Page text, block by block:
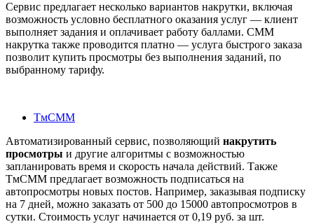
Сервис предлагает несколько вариантов накрутки, включая
возможность условно бесплатного оказания услуг — клиент
выполняет задания и оплачивает работу баллами. СММ
накрутка также проводится платно — услуга быстрого заказа
позволит купить просмотры без выполнения заданий, по
выбранному тарифу.
ТмСММ
Автоматизированный сервис, позволяющий накрутить
просмотры и другие алгоритмы с возможностью
запланировать время и скорость начала действий. Также
ТмСММ предлагает возможность подписаться на
автопросмотры новых постов. Например, заказывая подписку
на 7 дней, можно заказать от 500 до 15000 автопросмотров в
сутки. Стоимость услуг начинается от 0,19 руб. за шт.